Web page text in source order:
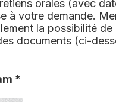
orales (avec
à votre demande.
la possibilité de
documents (ci-
*